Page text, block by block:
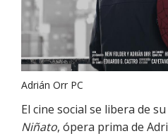
Adrián Orr PC
El cine social se libera de
Niñato, ópera prima de